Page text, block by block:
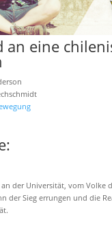
an eine
an der Universität, vom Volke
der Sieg errungen und die